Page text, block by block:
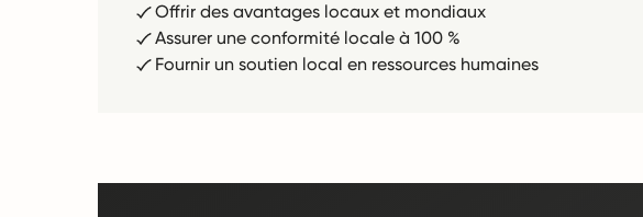
Offrir des avantages locaux et mondiaux
Assurer une conformité locale à 100 %
Fournir un soutien local en ressources humaines